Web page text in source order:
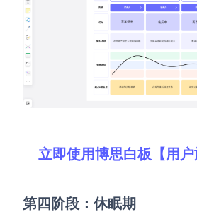
立即使用博思白板【用户
第四阶段：休眠期